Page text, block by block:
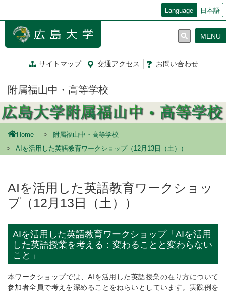
ン
動
Language 日本語
サイトマップ 交通アクセス お問い合わせ
MENU
附属福山中・高等学校
Home
附属福山中・高等学校
AIを活用した英語教育ワークショップ（12月13日（土））
AIを活用した英語教育ワークショッ
プ（12月13日（土））
AIを活用した英語教育ワークショップ「AIを活用
した英語授業を考える：変わることと変わらない
こと」
本ワークショップでは、AIを活用した英語授業の在り方について
参加者全員で考えを深めることをねらいとしています。実践例を